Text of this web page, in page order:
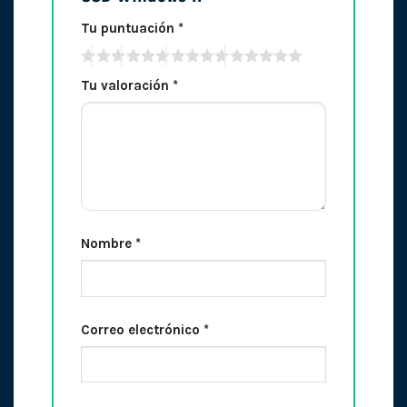
Tu puntuación *
Tu valoración *
Nombre *
Correo electrónico *